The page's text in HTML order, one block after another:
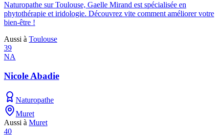
Naturopathe sur Toulouse, Gaelle Mirand est spécialisée en
phytothérapie et iridologie. Découvrez vite comment améliorer votre
bien-être !
Aussi à Toulouse
39
NA
Nicole Abadie
Naturopathe
Muret
Aussi à Muret
40